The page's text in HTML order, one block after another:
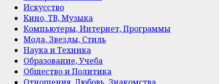
Искусство
Кино, ТВ, Музыка
Компьютеры, Интернет, Программы
Мода, Звезды, Стиль
Наука и Техника
Образование, Учеба
Общество и Политика